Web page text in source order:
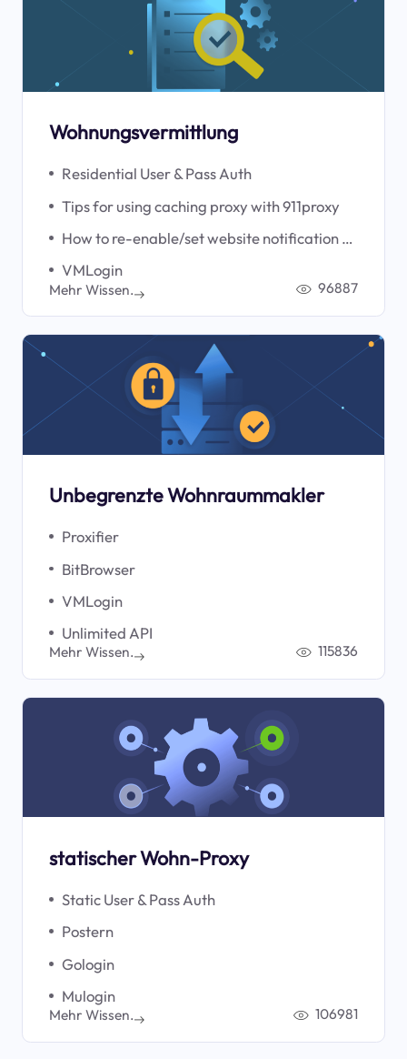
Wohnungsvermittlung
Residential User & Pass Auth
Tips for using caching proxy with 911proxy
How to re-enable/set website notification permissions
VMLogin
Mehr Wissen. 96887
Unbegrenzte Wohnraummakler
Proxifier
BitBrowser
VMLogin
Unlimited API
Mehr Wissen. 115836
statischer Wohn-Proxy
Static User & Pass Auth
Postern
Gologin
Mulogin
Mehr Wissen. 106981